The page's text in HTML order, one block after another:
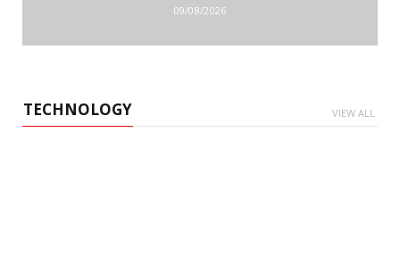
09/08/2026
TECHNOLOGY VIEW ALL